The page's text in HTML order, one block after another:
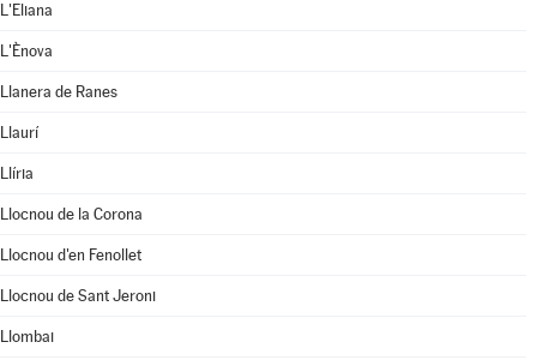
L'Eliana
L'Ènova
Llanera de Ranes
Llaurí
Llíria
Llocnou de la Corona
Llocnou d'en Fenollet
Llocnou de Sant Jeroni
Llombai